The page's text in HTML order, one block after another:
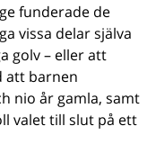
funderade de
vissa delar själva
golv – eller att
att barnen
nio år gamla, samt
valet till slut på ett